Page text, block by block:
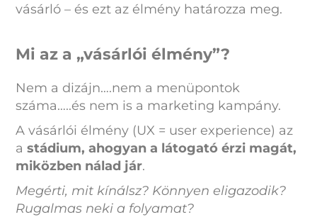
vásárló – és ezt az élmény határozza meg.
Mi az a „vásárlói élmény”?
Nem a dizájn….nem a menüpontok
száma…..és nem is a marketing kampány.
A vásárlói élmény (UX = user experience) az
astádium, ahogyan a látogató érzi magát,
miközben nálad jár.
Megérti, mit kínálsz? Könnyen eligazodik?
Rugalmas neki a folyamat?